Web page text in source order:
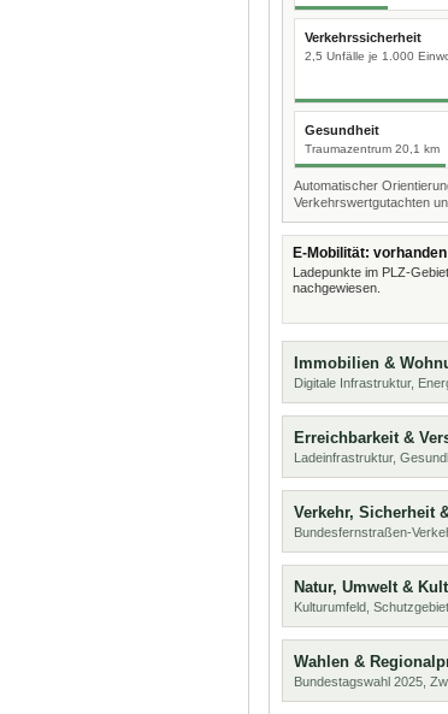
Verkehrssicherheit
2,5 Unfälle je 1.000
Gesundheit
Traumazentrum 20,1 km
Automatischer
Verkehrswertgutachten
E-Mobilität: vorhanden
Ladepunkte im PLZ-Gebiet
nachgewiesen.
Immobilien &
Digitale Infrastruktur,
Erreichbarkeit &
Ladeinfrastruktur,
Verkehr, Sicherheit
Bundesfernstraßen-
Natur, Umwelt &
Kulturumfeld,
Wahlen &
Bundestagswahl 2025,